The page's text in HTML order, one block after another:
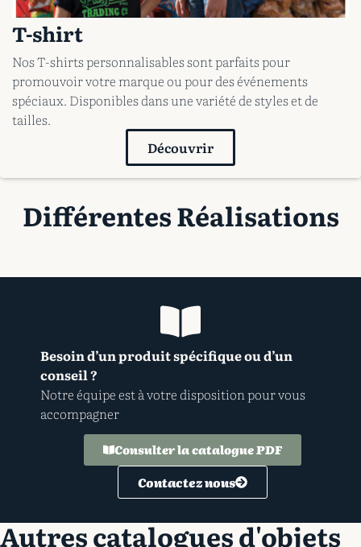
T-shirt
Nos T-shirts personnalisables sont parfaits pour
promouvoir votre marque ou pour des événements
spéciaux. Disponibles dans une variété de styles et de
tailles.
Découvrir
Différentes Réalisations
Besoin d’un produit spécifique ou d’un
conseil ?
Notre équipe est à votre disposition pour vous
accompagner
Consulter la catalogue PDF
Contactez nous
Autres catalogues d'objets